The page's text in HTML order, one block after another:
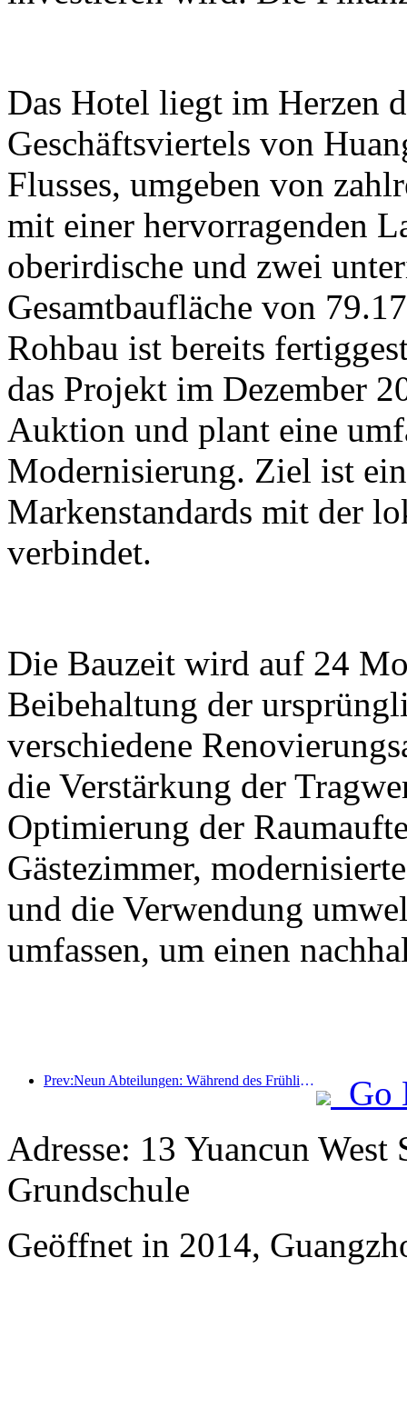
Das Hotel liegt im Herzen
Geschäftsviertels von
Flusses, umgeben von
mit einer hervorragenden
oberirdische und zwei
Gesamtbaufläche von
Rohbau ist bereits
das Projekt im Dezember
Auktion und plant eine
Modernisierung. Ziel ist
Markenstandards mit der
verbindet.
Die Bauzeit wird auf 24
Beibehaltung der
verschiedene
die Verstärkung der
Optimierung der
Gästezimmer,
und die Verwendung
umfassen, um einen
Prev:Neun Abteilungen: Während des Frühlingsfestes bieten Kettenhotels und Boutique-Gastfamilien Vorzugsleistungen an.
Go
Adresse: 13 Yuancun West
Grundschule
Geöffnet in 2014,